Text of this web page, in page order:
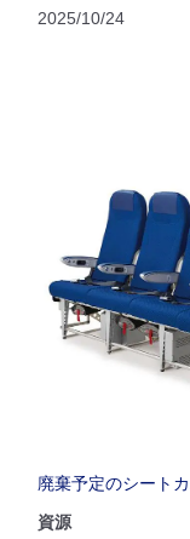
2025/10/24
廃棄予定のシート
資源